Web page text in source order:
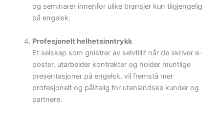
og seminarer innenfor ulike bransjer kun tilgjengelig
på engelsk.
Profesjonelt helhetsinntrykk
Et selskap som gnistrer av selvtillit når de skriver e-
poster, utarbeider kontrakter og holder muntlige
presentasjoner på engelsk, vil fremstå mer
profesjonelt og pålitelig for utenlandske kunder og
partnere.